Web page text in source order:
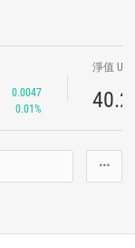
0.0047
0.01%
淨值
···